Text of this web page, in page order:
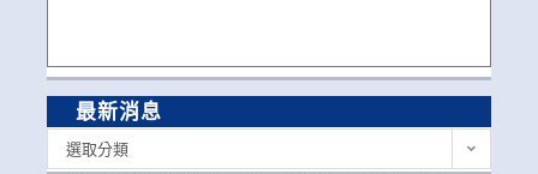
最新消息
選取分類